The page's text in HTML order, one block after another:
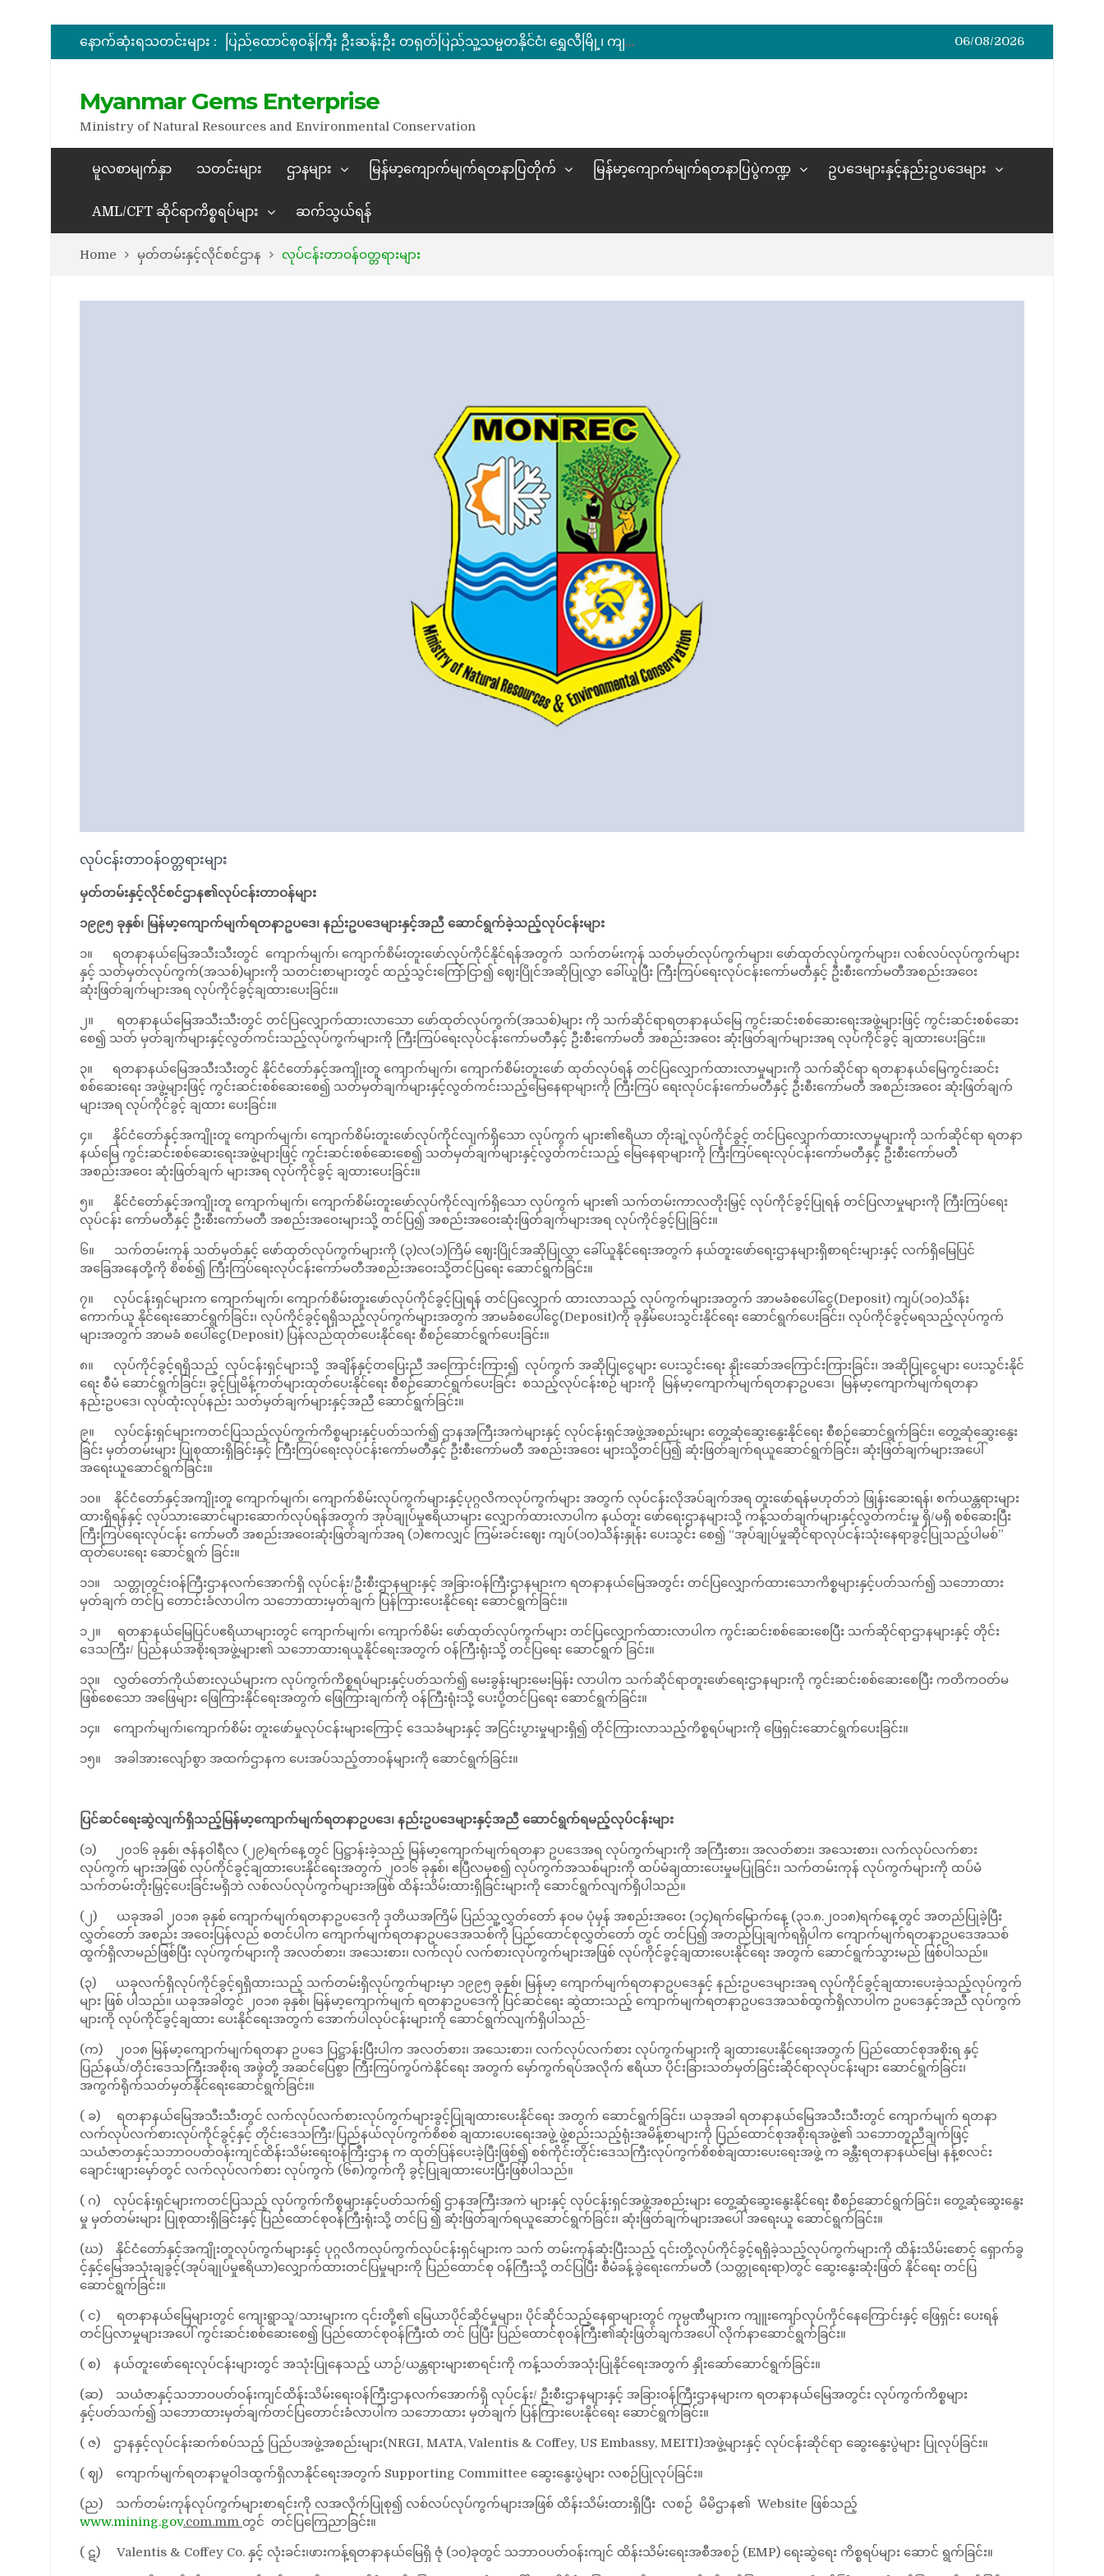
နောက်ဆုံးရသတင်းများ :
မြန်မာ့ကျောက်မျက်ရတနာပြပွဲ ဗဟိုကော်မတီ (ပထမအကြိမ်)အစည်းအဝေး ကျင်းပ
ပြည်ထောင်စုဝန်ကြီး ဦးဆန်းဦး တရုတ်ပြည်သူ့သမ္မတနိုင်ငံ၊ ရွှေလီမြို့၊ ကျယ်ဂေါင်နယ်စပ်ကုန်သွယ်ရေးဇုန်တွင် မြန်မာ့ကျောက်မျက်ရတနာပြပွဲ တက်ရောက်ဖွင့်လှစ်
နိုင်ငံတော်သမ္မတ ဦးမင်းအောင်လှိုင် မိုးကုတ်ရတနာမြေမှရှာဖွေတွေ့ရှိသည့် ထူးခြားလှပပြီး အရွယ်အစားကြီးမားသည့် နီလာအရိုင်းတုံးကြီးအားကြည့်ရှု
အိတ်ဖွင့်တင်ဒါခေါ်ယူခြင်း
06/08/2026
Myanmar Gems Enterprise
Ministry of Natural Resources and Environmental Conservation
မူလစာမျက်နှာ သတင်းများ ဌာနများ မြန်မာ့ကျောက်မျက်ရတနာပြတိုက် မြန်မာ့ကျောက်မျက်ရတနာပြပွဲကဏ္ဍ ဥပဒေများနှင့်နည်းဥပဒေများ
AML/CFT ဆိုင်ရာကိစ္စရပ်များ ဆက်သွယ်ရန်
Home မှတ်တမ်းနှင့်လိုင်စင်ဌာန လုပ်ငန်းတာဝန်ဝတ္တရားများ
လုပ်ငန်းတာဝန်ဝတ္တရားများ
မှတ်တမ်းနှင့်လိုင်စင်ဌာန၏လုပ်ငန်းတာဝန်များ
၁၉၉၅ ခုနှစ်၊ မြန်မာ့ကျောက်မျက်ရတနာဥပဒေ၊ နည်းဥပဒေများနှင့်အညီ ဆောင်ရွက်ခဲ့သည့်လုပ်ငန်းများ
၁။ ရတနာနယ်မြေအသီးသီးတွင် ကျောက်မျက်၊ ကျောက်စိမ်းတူးဖော်လုပ်ကိုင်နိုင်ရန်အတွက် သက်တမ်းကုန် သတ်မှတ်လုပ်ကွက်များ၊ ဖော်ထုတ်လုပ်ကွက်များ၊ လစ်လပ်လုပ်ကွက်များ
နှင့် သတ်မှတ်လုပ်ကွက်(အသစ်)များကို သတင်းစာများတွင် ထည့်သွင်းကြော်ငြာ၍ ဈေးပြိုင်အဆိုပြုလွှာ ခေါ်ယူပြီး ကြီးကြပ်ရေးလုပ်ငန်းကော်မတီနှင့် ဦးစီးကော်မတီအစည်းအဝေး
ဆုံးဖြတ်ချက်များအရ လုပ်ကိုင်ခွင့်ချထားပေးခြင်း။
၂။ ရတနာနယ်မြေအသီးသီးတွင် တင်ပြလျှောက်ထားလာသော ဖော်ထုတ်လုပ်ကွက်(အသစ်)များ ကို သက်ဆိုင်ရာရတနာနယ်မြေ ကွင်းဆင်းစစ်ဆေးရေးအဖွဲ့များဖြင့် ကွင်းဆင်းစစ်ဆေး
စေ၍ သတ် မှတ်ချက်များနှင့်လွတ်ကင်းသည့်လုပ်ကွက်များကို ကြီးကြပ်ရေးလုပ်ငန်းကော်မတီနှင့် ဦးစီးကော်မတီ အစည်းအဝေး ဆုံးဖြတ်ချက်များအရ လုပ်ကိုင်ခွင့် ချထားပေးခြင်း။
၃။ ရတနာနယ်မြေအသီးသီးတွင် နိုင်ငံတော်နှင့်အကျိုးတူ ကျောက်မျက်၊ ကျောက်စိမ်းတူးဖော် ထုတ်လုပ်ရန် တင်ပြလျှောက်ထားလာမှုများကို သက်ဆိုင်ရာ ရတနာနယ်မြေကွင်းဆင်း
စစ်ဆေးရေး အဖွဲ့များဖြင့် ကွင်းဆင်းစစ်ဆေးစေ၍ သတ်မှတ်ချက်များနှင့်လွတ်ကင်းသည့်မြေနေရာများကို ကြီးကြပ် ရေးလုပ်ငန်းကော်မတီနှင့် ဦးစီးကော်မတီ အစည်းအဝေး ဆုံးဖြတ်ချက်
များအရ လုပ်ကိုင်ခွင့် ချထား ပေးခြင်း။
၄။ နိုင်ငံတော်နှင့်အကျိုးတူ ကျောက်မျက်၊ ကျောက်စိမ်းတူးဖော်လုပ်ကိုင်လျက်ရှိသော လုပ်ကွက် များ၏ဧရိယာ တိုးချဲ့လုပ်ကိုင်ခွင့် တင်ပြလျှောက်ထားလာမှုများကို သက်ဆိုင်ရာ ရတနာ
နယ်မြေ ကွင်းဆင်းစစ်ဆေးရေးအဖွဲ့များဖြင့် ကွင်းဆင်းစစ်ဆေးစေ၍ သတ်မှတ်ချက်များနှင့်လွတ်ကင်းသည့် မြေနေရာများကို ကြီးကြပ်ရေးလုပ်ငန်းကော်မတီနှင့် ဦးစီးကော်မတီ
အစည်းအဝေး ဆုံးဖြတ်ချက် များအရ လုပ်ကိုင်ခွင့် ချထားပေးခြင်း။
၅။ နိုင်ငံတော်နှင့်အကျိုးတူ ကျောက်မျက်၊ ကျောက်စိမ်းတူးဖော်လုပ်ကိုင်လျက်ရှိသော လုပ်ကွက် များ၏ သက်တမ်းကာလတိုးမြှင့် လုပ်ကိုင်ခွင့်ပြုရန် တင်ပြလာမှုများကို ကြီးကြပ်ရေး
လုပ်ငန်း ကော်မတီနှင့် ဦးစီးကော်မတီ အစည်းအဝေးများသို့ တင်ပြ၍ အစည်းအဝေးဆုံးဖြတ်ချက်များအရ လုပ်ကိုင်ခွင့်ပြုခြင်း။
၆။ သက်တမ်းကုန် သတ်မှတ်နှင့် ဖော်ထုတ်လုပ်ကွက်များကို (၃)လ(၁)ကြိမ် ဈေးပြိုင်အဆိုပြုလွှာ ခေါ်ယူနိုင်ရေးအတွက် နယ်တူးဖော်ရေးဌာနများရှိစာရင်းများနှင့် လက်ရှိမြေပြင်
အခြေအနေတို့ကို စိစစ်၍ ကြီးကြပ်ရေးလုပ်ငန်းကော်မတီအစည်းအဝေးသို့တင်ပြရေး ဆောင်ရွက်ခြင်း။
၇။ လုပ်ငန်းရှင်များက ကျောက်မျက်၊ ကျောက်စိမ်းတူးဖော်လုပ်ကိုင်ခွင့်ပြုရန် တင်ပြလျှောက် ထားလာသည့် လုပ်ကွက်များအတွက် အာမခံစပေါ်ငွေ(Deposit) ကျပ်(၁၀)သိန်း
ကောက်ယူ နိုင်ရေးဆောင်ရွက်ခြင်း၊ လုပ်ကိုင်ခွင့်ရရှိသည့်လုပ်ကွက်များအတွက် အာမခံစပေါ်ငွေ(Deposit)ကို ခုနှိမ်ပေးသွင်းနိုင်ရေး ဆောင်ရွက်ပေးခြင်း၊ လုပ်ကိုင်ခွင့်မရသည့်လုပ်ကွက်
များအတွက် အာမခံ စပေါ်ငွေ(Deposit) ပြန်လည်ထုတ်ပေးနိုင်ရေး စီစဉ်ဆောင်ရွက်ပေးခြင်း။
၈။ လုပ်ကိုင်ခွင့်ရရှိသည့် လုပ်ငန်းရှင်များသို့ အချိန်နှင့်တပြေးညီ အကြောင်းကြား၍ လုပ်ကွက် အဆိုပြုငွေများ ပေးသွင်းရေး နှိုးဆော်အကြောင်းကြားခြင်း၊ အဆိုပြုငွေများ ပေးသွင်းနိုင်
ရေး စီမံ ဆောင်ရွက်ခြင်း၊ ခွင့်ပြုမိန့်ကတ်များထုတ်ပေးနိုင်ရေး စီစဉ်ဆောင်ရွက်ပေးခြင်း စသည့်လုပ်ငန်းစဉ် များကို မြန်မာ့ကျောက်မျက်ရတနာဥပဒေ၊ မြန်မာ့ကျောက်မျက်ရတနာ
နည်းဥပဒေ၊ လုပ်ထုံးလုပ်နည်း သတ်မှတ်ချက်များနှင့်အညီ ဆောင်ရွက်ခြင်း။
၉။ လုပ်ငန်းရှင်များကတင်ပြသည့်လုပ်ကွက်ကိစ္စများနှင့်ပတ်သက်၍ ဌာနအကြီးအကဲများနှင့် လုပ်ငန်းရှင်အဖွဲ့အစည်းများ တွေ့ဆုံဆွေးနွေးနိုင်ရေး စီစဉ်ဆောင်ရွက်ခြင်း၊ တွေ့ဆုံဆွေးနွေး
ခြင်း မှတ်တမ်းများ ပြုစုထားရှိခြင်းနှင့် ကြီးကြပ်ရေးလုပ်ငန်းကော်မတီနှင့် ဦးစီးကော်မတီ အစည်းအဝေး များသို့တင်ပြ၍ ဆုံးဖြတ်ချက်ရယူဆောင်ရွက်ခြင်း၊ ဆုံးဖြတ်ချက်များအပေါ်
အရေးယူဆောင်ရွက်ခြင်း။
၁၀။ နိုင်ငံတော်နှင့်အကျိုးတူ ကျောက်မျက်၊ ကျောက်စိမ်းလုပ်ကွက်များနှင့်ပုဂ္ဂလိကလုပ်ကွက်များ အတွက် လုပ်ငန်းလိုအပ်ချက်အရ တူးဖော်ရန်မဟုတ်ဘဲ ဖြုန်းဆေးရန်၊ စက်ယန္တရားများ
ထားရှိရန်နှင့် လုပ်သားဆောင်များဆောက်လုပ်ရန်အတွက် အုပ်ချုပ်မှုဧရိယာများ လျှောက်ထားလာပါက နယ်တူး ဖော်ရေးဌာနများသို့ ကန့်သတ်ချက်များနှင့်လွတ်ကင်းမှု ရှိ/မရှိ စစ်ဆေးပြီး
ကြီးကြပ်ရေးလုပ်ငန်း ကော်မတီ အစည်းအဝေးဆုံးဖြတ်ချက်အရ (၁)ဧကလျှင် ကြမ်းခင်းဈေး ကျပ်(၁၀)သိန်းနှုန်း ပေးသွင်း စေ၍ “အုပ်ချုပ်မှုဆိုင်ရာလုပ်ငန်းသုံးနေရာခွင့်ပြုသည့်ပါမစ်”
ထုတ်ပေးရေး ဆောင်ရွက် ခြင်း။
၁၁။ သတ္တုတွင်းဝန်ကြီးဌာနလက်အောက်ရှိ လုပ်ငန်း/ဦးစီးဌာနများနှင့် အခြားဝန်ကြီးဌာနများက ရတနာနယ်မြေအတွင်း တင်ပြလျှောက်ထားသောကိစ္စများနှင့်‌ပတ်သက်၍ သဘောထား
မှတ်ချက် တင်ပြ တောင်းခံလာပါက သဘောထားမှတ်ချက် ပြန်ကြားပေးနိုင်ရေး ဆောင်ရွက်ခြင်း။
၁၂။ ရတနာနယ်မြေပြင်ပဧရိယာများတွင် ကျောက်မျက်၊ ကျောက်စိမ်း ဖော်ထုတ်လုပ်ကွက်များ တင်ပြလျှောက်ထားလာပါက ကွင်းဆင်းစစ်ဆေးစေပြီး သက်ဆိုင်ရာဌာနများနှင့် တိုင်း
ဒေသကြီး/ ပြည်နယ်အစိုးရအဖွဲ့များ၏ သဘောထားရယူနိုင်ရေးအတွက် ဝန်ကြီးရုံးသို့ တင်ပြရေး ဆောင်ရွက် ခြင်း။
၁၃။ လွှတ်တော်ကိုယ်စားလှယ်များက လုပ်ကွက်ကိစ္စရပ်များနှင့်ပတ်သက်၍ မေးခွန်းများမေးမြန်း လာပါက သက်ဆိုင်ရာတူးဖော်ရေးဌာနများကို ကွင်းဆင်းစစ်ဆေးစေပြီး ကတိကဝတ်မ
ဖြစ်စေသော အဖြေများ ဖြေကြားနိုင်ရေးအတွက် ဖြေကြားချက်ကို ဝန်ကြီးရုံးသို့ ပေးပို့တင်ပြရေး ဆောင်ရွက်ခြင်း။
၁၄။ ကျောက်မျက်၊ကျောက်စိမ်း တူးဖော်မှုလုပ်ငန်းများကြောင့် ဒေသခံများနှင့် အငြင်းပွားမှုများရှိ၍ တိုင်ကြားလာသည့်ကိစ္စရပ်များကို ဖြေရှင်းဆောင်ရွက်ပေးခြင်း။
၁၅။ အခါအားလျော်စွာ အထက်ဌာနက ပေးအပ်သည့်တာဝန်များကို ဆောင်ရွက်ခြင်း။
ပြင်ဆင်ရေးဆွဲလျက်ရှိသည့်မြန်မာ့ကျောက်မျက်ရတနာဥပဒေ၊ နည်းဥပဒေများနှင့်အညီ ဆောင်ရွက်ရမည့်လုပ်ငန်းများ
(၁) ၂၀၁၆ ခုနှစ်၊ ဇန်နဝါရီလ (၂၉)ရက်နေ့တွင် ပြဋ္ဌာန်းခဲ့သည့် မြန်မာ့ကျောက်မျက်ရတနာ ဥပဒေအရ လုပ်ကွက်များကို အကြီးစား၊ အလတ်စား၊ အသေးစား၊ လက်လုပ်လက်စား
လုပ်ကွက် များအဖြစ် လုပ်ကိုင်ခွင့်ချထားပေးနိုင်ရေးအတွက် ၂၀၁၆ ခုနှစ်၊ ဧပြီလမှစ၍ လုပ်ကွက်အသစ်များကို ထပ်မံချထားပေးမှုမပြုခြင်း၊ သက်တမ်းကုန် လုပ်ကွက်များကို ထပ်မံ
သက်တမ်းတိုးမြှင့်ပေးခြင်းမရှိဘဲ လစ်လပ်လုပ်ကွက်များအဖြစ် ထိန်းသိမ်းထားရှိခြင်းများကို ဆောင်ရွက်လျက်ရှိပါသည်။
(၂) ယခုအခါ ၂၀၁၈ ခုနှစ် ကျောက်မျက်ရတနာဥပဒေကို ဒုတိယအကြိမ် ပြည်သူ့လွှတ်တော် နဝမ ပုံမှန် အစည်းအဝေး (၁၄)ရက်မြောက်နေ့ (၃၁.၈.၂၀၁၈)ရက်နေ့တွင် အတည်ပြုခဲ့ပြီး
လွှတ်တော် အစည်း အဝေးပြန်လည် စတင်ပါက ကျောက်မျက်ရတနာဥပဒေအသစ်ကို ပြည်ထောင်စုလွှတ်တော် တွင် တင်ပြ၍ အတည်ပြုချက်ရရှိပါက ကျောက်မျက်ရတနာဥပဒေအသစ်
ထွက်ရှိလာမည်ဖြစ်ပြီး လုပ်ကွက်များကို အလတ်စား၊ အသေးစား၊ လက်လုပ် လက်စားလုပ်ကွက်များအဖြစ် လုပ်ကိုင်ခွင့်ချထားပေးနိုင်ရေး အတွက် ဆောင်ရွက်သွားမည် ဖြစ်ပါသည်။
(၃) ယခုလက်ရှိလုပ်ကိုင်ခွင့်ရရှိထားသည့် သက်တမ်းရှိလုပ်ကွက်များမှာ ၁၉၉၅ ခုနှစ်၊ မြန်မာ့ ကျောက်မျက်ရတနာဥပဒေနှင့် နည်းဥပဒေများအရ လုပ်ကိုင်ခွင့်ချထားပေးခဲ့သည့်လုပ်ကွက်
များ ဖြစ် ပါသည်။ ယခုအခါတွင် ၂၀၁၈ ခုနှစ်၊ မြန်မာ့ကျောက်မျက် ရတနာဥပဒေကို ပြင်ဆင်ရေး ဆွဲထားသည့် ကျောက်မျက်ရတနာဥပဒေအသစ်ထွက်ရှိလာပါက ဥပဒေနှင့်အညီ လုပ်ကွက်
များကို လုပ်ကိုင်ခွင့်ချထား ပေးနိုင်ရေးအတွက် အောက်ပါလုပ်ငန်းများကို ဆောင်ရွက်လျက်ရှိပါသည်-
(က) ၂၀၁၈ မြန်မာ့ကျောက်မျက်ရတနာ ဥပဒေ ပြဋ္ဌာန်းပြီးပါက အလတ်စား၊ အသေးစား၊ လက်လုပ်လက်စား လုပ်ကွက်များကို ချထားပေးနိုင်ရေးအတွက် ပြည်ထောင်စုအစိုးရ နှင့်
ပြည်နယ်/တိုင်းဒေသကြီးအစိုးရ အဖွဲတို့ အဆင်ပြေစွာ ကြီးကြပ်ကွပ်ကဲနိုင်ရေး အတွက် မှော်ကွက်ရပ်အလိုက် ဧရိယာ ပိုင်းခြားသတ်မှတ်ခြင်းဆိုင်ရာလုပ်ငန်းများ ဆောင်ရွက်ခြင်း၊
အကွက်ရိုက်သတ်မှတ်နိုင်ရေးဆောင်ရွက်ခြင်း။
( ခ) ရတနာနယ်မြေအသီးသီးတွင် လက်လုပ်လက်စားလုပ်ကွက်များခွင့်ပြုချထားပေးနိုင်ရေး အတွက် ဆောင်ရွက်ခြင်း၊ ယခုအခါ ရတနာနယ်မြေအသီးသီးတွင် ကျောက်မျက် ရတနာ
လက်လုပ်လက်စားလုပ်ကိုင်ခွင့်နှင့် တိုင်းဒေသကြီး/ပြည်နယ်လုပ်ကွက်စိစစ် ချထားပေးရေးအဖွဲ့ ဖွဲ့စည်းသည့်ရုံးအမိန့်စာများကို ပြည်ထောင်စုအစိုးရအဖွဲ့၏ သဘောတူညီချက်ဖြင့်
သယံဇာတနှင့်သဘာဝပတ်ဝန်းကျင်ထိန်းသိမ်းရေးဝန်ကြီးဌာန က ထုတ်ပြန်ပေးခဲ့ပြီးဖြစ်၍ စစ်ကိုင်းတိုင်းဒေသကြီးလုပ်ကွက်စိစစ်ချထားပေးရေးအဖွဲ့ က ခန္တီးရတနာနယ်မြေ၊ နန့်စလင်း
ချောင်းဖျားမှော်တွင် လက်လုပ်လက်စား လုပ်ကွက် (၆၈)ကွက်ကို ခွင့်ပြုချထားပေးပြီးဖြစ်ပါသည်။
( ဂ) လုပ်ငန်းရှင်များကတင်ပြသည့် လုပ်ကွက်ကိစ္စများနှင့်ပတ်သက်၍ ဌာနအကြီးအကဲ များနှင့် လုပ်ငန်းရှင်အဖွဲ့အစည်းများ တွေ့ဆုံဆွေးနွေးနိုင်ရေး စီစဉ်ဆောင်ရွက်ခြင်း၊ တွေ့ဆုံဆွေးနွေး
မှု မှတ်တမ်းများ ပြုစုထားရှိခြင်းနှင့် ပြည်ထောင်စုဝန်ကြီးရုံးသို့ တင်ပြ ၍ ဆုံးဖြတ်ချက်ရယူဆောင်ရွက်ခြင်း၊ ဆုံးဖြတ်ချက်များအပေါ် အရေးယူ ဆောင်ရွက်ခြင်း။
(ဃ) နိုင်ငံတော်နှင့်အကျိုးတူလုပ်ကွက်များနှင့် ပုဂ္ဂလိကလုပ်ကွက်လုပ်ငန်းရှင်များက သက် တမ်းကုန်ဆုံးပြီးသည့် ၎င်းတို့လုပ်ကိုင်ခွင့်ရရှိခဲ့သည့်လုပ်ကွက်များကို ထိန်းသိမ်းစောင့် ရှောက်ခွ
င့်နှင့်မြေအသုံးချခွင့်(အုပ်ချုပ်မှုဧရိယာ)လျှောက်ထားတင်ပြမှုများကို ပြည်ထောင်စု ဝန်ကြီးသို့ တင်ပြပြီး စီမံခန့်ခွဲရေးကော်မတီ (သတ္တုရေးရာ)တွင် ဆွေးနွေးဆုံးဖြတ် နိုင်ရေး တင်ပြ
ဆောင်ရွက်ခြင်း။
( င) ရတနာနယ်မြေများတွင် ကျေးရွာသူ/သားများက ၎င်းတို့၏ မြေယာပိုင်ဆိုင်မှုများ၊ ပိုင်ဆိုင်သည့်နေရာများတွင် ကုမ္ပဏီများက ကျူးကျော်လုပ်ကိုင်နေကြောင်းနှင့် ဖြေရှင်း ပေးရန်
တင်ပြလာမှုများအပေါ် ကွင်းဆင်းစစ်ဆေးစေ၍ ပြည်ထောင်စုဝန်ကြီးထံ တင် ပြပြီး ပြည်ထောင်စုဝန်ကြီး၏ဆုံးဖြတ်ချက်အပေါ် လိုက်နာဆောင်ရွက်ခြင်း။
( စ) နယ်တူးဖော်ရေးလုပ်ငန်းများတွင် အသုံးပြုနေသည့် ယာဉ်/ယန္တရားများစာရင်းကို ကန့်သတ်အသုံးပြုနိုင်ရေးအတွက် နှိုးဆော်ဆောင်ရွက်ခြင်း။
(ဆ) သယံဇာနှင့်သဘာဝပတ်ဝန်းကျင်ထိန်းသိမ်းရေးဝန်ကြီးဌာနလက်အောက်ရှိ လုပ်ငန်း/ ဦးစီးဌာနများနှင့် အခြားဝန်ကြီးဌာနများက ရတနာနယ်မြေအတွင်း လုပ်ကွက်ကိစ္စများ
နှင့်‌ပတ်သက်၍ သဘောထားမှတ်ချက်တင်ပြတောင်းခံလာပါက သဘောထား မှတ်ချက် ပြန်ကြားပေးနိုင်ရေး ဆောင်ရွက်ခြင်း။
( ဇ) ဌာနနှင့်လုပ်ငန်းဆက်စပ်သည့် ပြည်ပအဖွဲ့အစည်းများ(NRGI, MATA, Valentis & Coffey, US Embassy, MEITI)အဖွဲ့များနှင့် လုပ်ငန်းဆိုင်ရာ ဆွေးနွေးပွဲများ ပြုလုပ်ခြင်း။
( ဈ) ကျောက်မျက်ရတနာမူဝါဒထွက်ရှိလာနိုင်ရေးအတွက် Supporting Committee ဆွေးနွေးပွဲများ လစဉ်ပြုလုပ်ခြင်း။
(ည) သက်တမ်းကုန်လုပ်ကွက်များစာရင်းကို လအလိုက်ပြုစု၍ လစ်လပ်လုပ်ကွက်များအဖြစ် ထိန်းသိမ်းထားရှိပြီး လစဉ် မိမိဌာန၏ Website ဖြစ်သည့်
www.mining.gov.com.mm တွင် တင်ပြကြေညာခြင်း။
( ဋ) Valentis & Coffey Co. နှင့် လုံးခင်း၊ဖားကန့်ရတနာနယ်မြေရှိ ဇုံ (၁၀)ခုတွင် သဘာဝပတ်ဝန်းကျင် ထိန်းသိမ်းရေးအစီအစဉ် (EMP) ရေးဆွဲရေး ကိစ္စရပ်များ ဆောင် ရွက်ခြင်း။